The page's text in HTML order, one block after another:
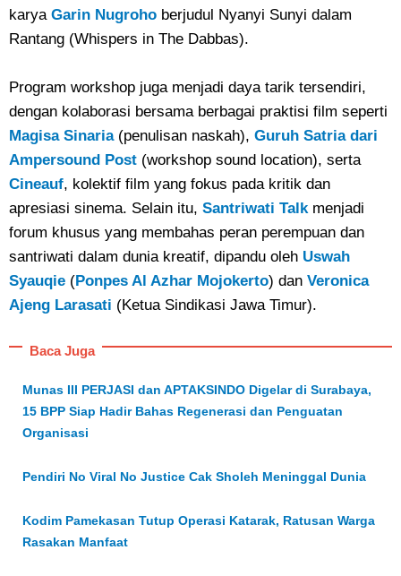
karya Garin Nugroho berjudul Nyanyi Sunyi dalam
Rantang (Whispers in The Dabbas).
Program workshop juga menjadi daya tarik tersendiri,
dengan kolaborasi bersama berbagai praktisi film seperti
Magisa Sinaria(penulisan naskah), Guruh Satria dari
Ampersound Post (workshop sound location), serta
Cineauf, kolektif film yang fokus pada kritik dan
apresiasi sinema. Selain itu, Santriwati Talkmenjadi
forum khusus yang membahas peran perempuan dan
santriwati dalam dunia kreatif, dipandu oleh Uswah
Syauqie (Ponpes Al Azhar Mojokerto) dan Veronica
Ajeng Larasati (Ketua Sindikasi Jawa Timur).
Baca Juga
Munas III PERJASI dan APTAKSINDO Digelar di Surabaya,
15 BPP Siap Hadir Bahas Regenerasi dan Penguatan
Organisasi
Pendiri No Viral No Justice Cak Sholeh Meninggal Dunia
Kodim Pamekasan Tutup Operasi Katarak, Ratusan Warga
Rasakan Manfaat